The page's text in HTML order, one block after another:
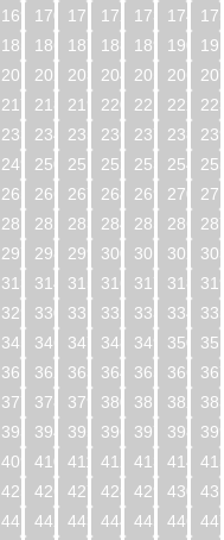
169 170 171 172 173 174
185 186 187 188 189 190
201 202 203 204 205 206
217 218 219 220 221 222
233 234 235 236 237 238
249 250 251 252 253 254
265 266 267 268 269 270
281 282 283 284 285 286
297 298 299 300 301 302
313 314 315 316 317 318
329 330 331 332 333 334
345 346 347 348 349 350
361 362 363 364 365 366
377 378 379 380 381 382
393 394 395 396 397 398
409 410 411 412 413 414
425 426 427 428 429 430
441 442 443 444 445 446